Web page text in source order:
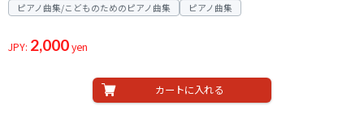
ピアノ曲集/こどものためのピアノ曲集 ピアノ曲集
JPY: 2,000yen
カートに入れる